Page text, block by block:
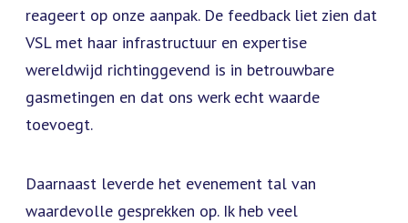
reageert op onze aanpak. De feedback liet zien dat
VSL met haar infrastructuur en expertise
wereldwijd richtinggevend is in betrouwbare
gasmetingen en dat ons werk echt waarde
toevoegt.
Daarnaast leverde het evenement tal van
waardevolle gesprekken op. Ik heb veel